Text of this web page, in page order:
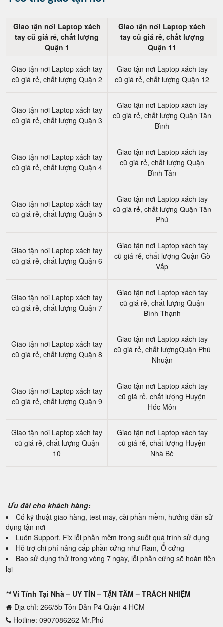
Giao tận nơi Laptop xách
tay cũ giá rẻ, chất lượng
Quận 1
Giao tận nơi Laptop xách
tay cũ giá rẻ, chất lượng
Quận 11
Giao tận nơi Laptop xách tay
cũ giá rẻ, chất lượng Quận 2
Giao tận nơi Laptop xách tay
cũ giá rẻ, chất lượng Quận 12
Giao tận nơi Laptop xách tay
cũ giá rẻ, chất lượng Quận 3
Giao tận nơi Laptop xách tay
cũ giá rẻ, chất lượng Quận Tân
Bình
Giao tận nơi Laptop xách tay
cũ giá rẻ, chất lượng Quận 4
Giao tận nơi Laptop xách tay
cũ giá rẻ, chất lượng Quận
Bình Tân
Giao tận nơi Laptop xách tay
cũ giá rẻ, chất lượng Quận 5
Giao tận nơi Laptop xách tay
cũ giá rẻ, chất lượng Quận Tân
Phú
Giao tận nơi Laptop xách tay
cũ giá rẻ, chất lượng Quận 6
Giao tận nơi Laptop xách tay
cũ giá rẻ, chất lượng Quận Gò
Vấp
Giao tận nơi Laptop xách tay
cũ giá rẻ, chất lượng Quận 7
Giao tận nơi Laptop xách tay
cũ giá rẻ, chất lượng Quận
Bình Thạnh
Giao tận nơi Laptop xách tay
cũ giá rẻ, chất lượng Quận 8
Giao tận nơi Laptop xách tay
cũ giá rẻ, chất lượngQuận Phú
Nhuận
Giao tận nơi Laptop xách tay
cũ giá rẻ, chất lượng Quận 9
Giao tận nơi Laptop xách tay
cũ giá rẻ, chất lượng Huyện
Hóc Môn
Giao tận nơi Laptop xách tay
cũ giá rẻ, chất lượng Quận
10
Giao tận nơi Laptop xách tay
cũ giá rẻ, chất lượng Huyện
Nhà Bè
Ưu đãi cho khách hàng:
Có kỹ thuật giao hàng, test máy, cài phần mềm, hướng dẫn sử
dụng tận nơi
Luôn Support, Fix lỗi phần mềm trong suốt quá trình sử dụng
Hỗ trợ chi phí nâng cấp phần cứng như Ram, Ổ cứng
Bao sử dụng thử trong vòng 7 ngày, lỗi phần cứng sẽ hoàn tiền
lại
**Vi Tính Tại Nhà – UY TÍN – TẬN TÂM – TRÁCH NHIỆM
Địa chỉ: 266/5b Tôn Đản P4 Quận 4 HCM
Hotline: 0907086262 Mr.Phú